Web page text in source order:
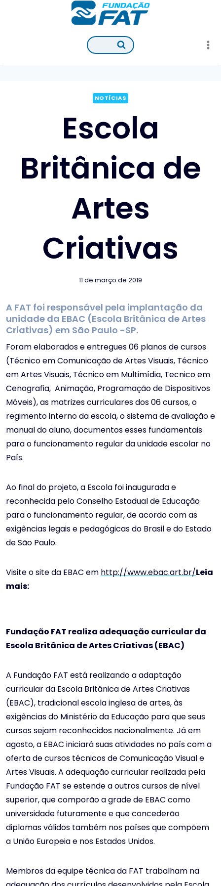
NOTÍCIAS
Escola
Britânica de
Artes
Criativas
11 de março de 2019
A FAT foi responsável pela implantação da
unidade da EBAC (Escola Britânica de Artes
Criativas) em São Paulo -SP.
Foram elaborados e entregues 06 planos de cursos
(Técnico em Comunicação de Artes Visuais, Técnico
em Artes Visuais, Técnico em Multimídia, Tecnico em
Cenografia, Animação, Programação de Dispositivos
Móveis), as matrizes curriculares dos 06 cursos, o
regimento interno da escola, o sistema de avaliação e
manual do aluno, documentos esses fundamentais
para o funcionamento regular da unidade escolar no
País.
Ao final do projeto, a Escola foi inaugurada e
reconhecida pelo Conselho Estadual de Educação
para o funcionamento regular, de acordo com as
exigências legais e pedagógicas do Brasil e do Estado
de São Paulo.
Visite o site da EBAC em http://www.ebac.art.br/Leia
mais:
Fundação FAT realiza adequação curricular da
Escola Britânica de Artes Criativas (EBAC)
A Fundação FAT está realizando a adaptação
curricular da Escola Britânica de Artes Criativas
(EBAC), tradicional escola inglesa de artes, às
exigências do Ministério da Educação para que seus
cursos sejam reconhecidos nacionalmente. Já em
agosto, a EBAC iniciará suas atividades no país com a
oferta de cursos técnicos de Comunicação Visual e
Artes Visuais. A adequação curricular realizada pela
Fundação FAT se estende a outros cursos de nível
superior, que comporão a grade de EBAC como
universidade futuramente e que concederão
diplomas válidos também nos países que compõem
a União Europeia e nos Estados Unidos.
Membros da equipe técnica da FAT trabalham na